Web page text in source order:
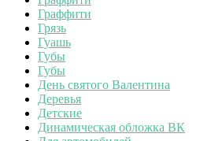
Граффити
Грязь
Гуашь
Губы
Губы
День святого Валентина
Деревья
Детские
Динамическая обложка ВК